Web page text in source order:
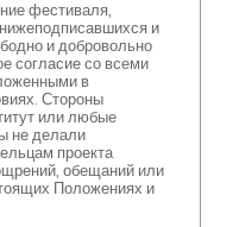
фестиваля,
и
и добровольно
согласие со всеми
в
Стороны
или любые
не делали
проекта
обещаний или
Положениях и